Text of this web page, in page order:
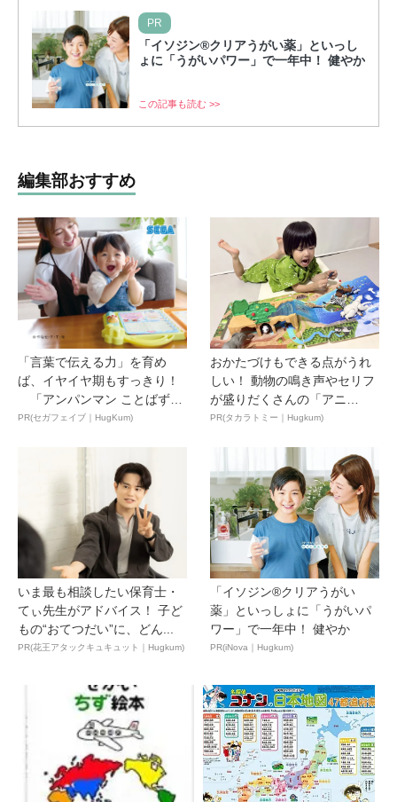
PR
「イソジン®クリアうがい薬」といっし
ょに「うがいパワー」で一年中！ 健やか
この記事も読む >>
編集部おすすめ
「言葉で伝える力」を育め
ば、イヤイヤ期もすっきり！
「アンパンマン ことばずか
ん...
PR(セガフェイブ｜HugKum)
おかたづけもできる点がうれ
しい！ 動物の鳴き声やセリフ
が盛りだくさんの「アニ
ア ...
PR(タカラトミー｜Hugkum)
いま最も相談したい保育士・
てぃ先生がアドバイス！ 子ど
もの“おてつだい”に、どん...
PR(花王アタックキュキュット｜Hugkum)
「イソジン®クリアうがい
薬」といっしょに「うがいパ
ワー」で一年中！ 健やか
PR(iNova｜Hugkum)